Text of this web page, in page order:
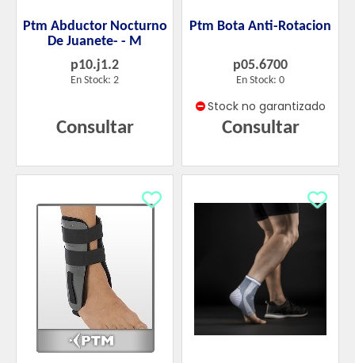
Ptm Abductor Nocturno
De Juanete- - M
p10.j1.2
En Stock: 2
Consultar
Ptm Bota Anti-Rotacion
p05.6700
En Stock: 0
Stock no garantizado
Consultar